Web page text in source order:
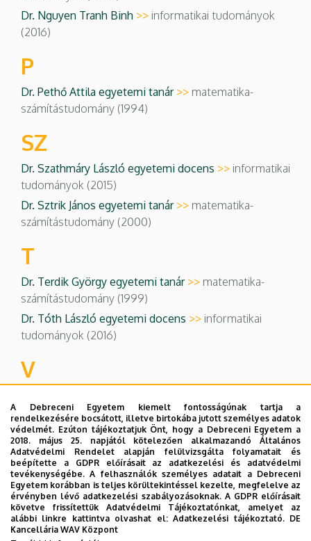
Dr. Nguyen Tranh Binh >> informatikai tudományok
(2016)
P
Dr. Pethő Attila egyetemi tanár >> matematika-
számítástudomány (1994)
SZ
Dr. Szathmáry László egyetemi docens >> informatikai
tudományok (2015)
Dr. Sztrik János egyetemi tanár >> matematika-
számítástudomány (2000)
T
Dr. Terdik György egyetemi tanár >> matematika-
számítástudomány (1999)
Dr. Tóth László egyetemi docens >> informatikai
tudományok (2016)
V
tudományok (2017)
Dr. Vaszil György egyetemi tanár >>informatikai
tudományok (2015)
Dr. Végh János egyetemi tanár >>informatikai
tudományok (2007)
ZS
A Debreceni Egyetem kiemelt fontosságúnak tartja a
rendelkezésére bocsátott, illetve birtokába jutott személyes adatok
védelmét. Ezúton tájékoztatjuk Önt, hogy a Debreceni Egyetem a
2018. május 25. napjától kötelezően alkalmazandó Általános
Adatvédelmi Rendelet alapján felülvizsgálta folyamatait és
beépítette a GDPR előírásait az adatkezelési és adatvédelmi
tevékenységébe. A felhasználók személyes adatait a Debreceni
Egyetem korábban is teljes körültekintéssel kezelte, megfelelve az
érvényben lévő adatkezelési szabályozásoknak. A GDPR előírásait
követve frissítettük Adatvédelmi Tájékoztatónkat, amelyet az
alábbi linkre kattintva olvashat el:Adatkezelési tájékoztató. DE
Kancellária WAV Központ